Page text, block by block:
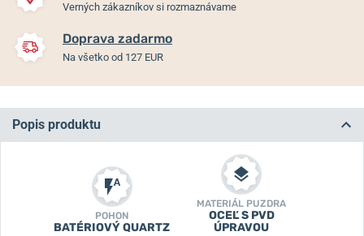
Verných zákazníkov si rozmaznávame
Doprava zadarmo
Na všetko od 127 EUR
Popis produktu
POHON
BATÉRIOVÝ QUARTZ
MATERIÁL PUZDRA
OCEĽ S PVD
ÚPRAVOU